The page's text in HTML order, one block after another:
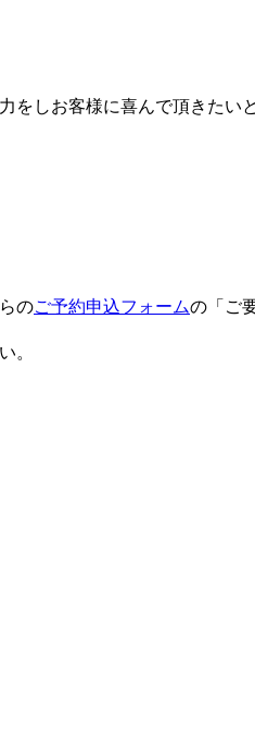
しお客様に喜んで頂きたい
のご予約申込フォームの「ご
。